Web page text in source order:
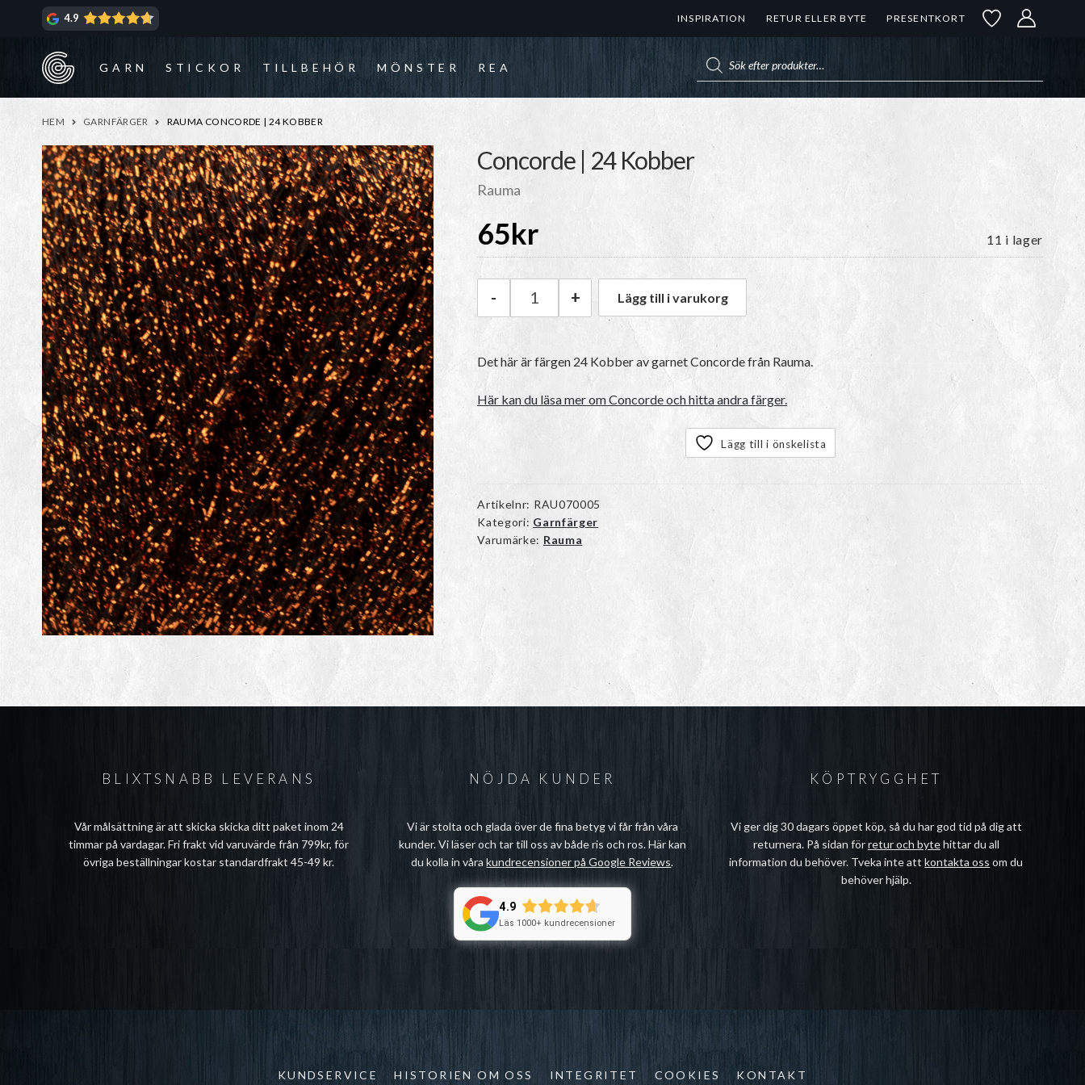
4.9 INSPIRATION RETUR ELLER BYTE PRESENTKORT
GARN STICKOR TILLBEHÖR MÖNSTER REA
HEM GARNFÄRGER RAUMA CONCORDE | 24 KOBBER
Concorde | 24 Kobber
Rauma
65kr 11 i lager
Rauma Concorde | 24 Kobber mängd
- + Lägg till i varukorg
Det här är färgen 24 Kobber av garnetConcordefrån Rauma.
Här kan du läsa mer om Concorde och hitta andra färger.
Lägg till i önskelista
Artikelnr: RAU070005
Kategori: Garnfärger
Varumärke: Rauma
BLIXTSNABB LEVERANS
Vår målsättning är att skicka skicka ditt paket inom 24
timmar på vardagar. Fri frakt vid varuvärde från 799kr, för
övriga beställningar kostar standardfrakt 45-49 kr.
NÖJDA KUNDER
Vi är stolta och glada över de fina betyg vi får från våra
kunder. Vi läser och tar till oss av både ris och ros. Här kan
du kolla in vårakundrecensioner på Google Reviews.
4.9
Läs 1000+ kundrecensioner
KÖPTRYGGHET
Vi ger dig 30 dagars öppet köp, så du har god tid på dig att
returnera. På sidan förretur och bytehittar du all
information du behöver. Tveka inte attkontakta oss om du
behöver hjälp.
KUNDSERVICE HISTORIEN OM OSS INTEGRITET COOKIES KONTAKT